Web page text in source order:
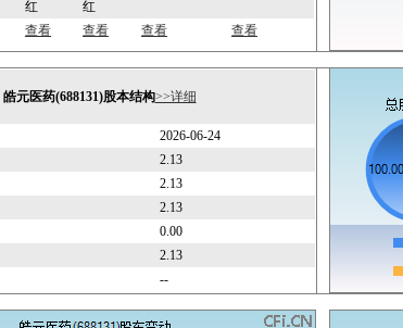
红
红
查看 查看 查看 查看
皓元医药(688131)股本结构>>详细
2026-06-24
2.13
2.13
2.13
0.00
2.13
--